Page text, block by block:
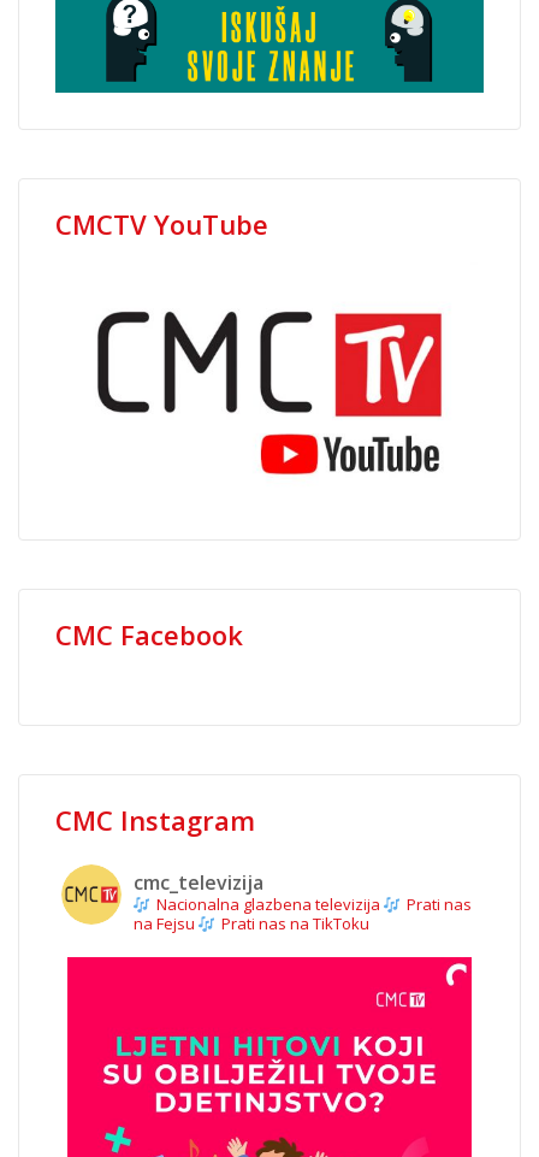
CMCTV YouTube
CMC Facebook
CMC Instagram
cmc_televizija
Nacionalna glazbena televizija
Prati nas
na Fejsu
Prati nas na TikToku